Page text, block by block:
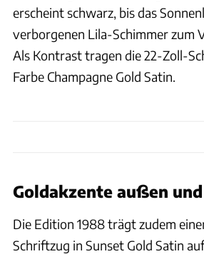
erscheint schwarz, bis das
verborgenen Lila-Schimmer zum
Als Kontrast tragen die 22-Zoll-
Farbe Champagne Gold Satin.
Goldakzente außen
Die Edition 1988 trägt zudem
Schriftzug in Sunset Gold Satin